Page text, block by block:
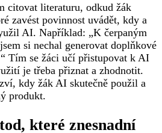
citovat literaturu, odkud žák
zavést povinnost uvádět, kdy a
AI. Například: „K čerpaným
si nechal generovat doplňkové
Tím se žáci učí přistupovat k AI
je třeba přiznat a zhodnotit.
kdy žák AI skutečně použil a
produkt.
které znesnadní